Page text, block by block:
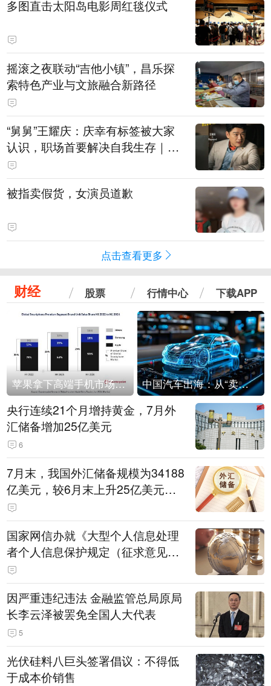
多图直击太阳岛电影周红毯仪式
摇滚之夜联动“吉他小镇”，昌乐探
索特色产业与文旅融合新路径
“舅舅”王耀庆：庆幸有标签被大家
认识，职场首要解决自我生存｜有
艺思
被指卖假货，女演员道歉
点击查看更多
财经 股票 行情中心 下载APP
苹果拿下高端手机市场65%的份额：iPhone 17系列功不可没 中国汽车出海：从“卖出去”到“走进去”
央行连续21个月增持黄金，7月外
汇储备增加25亿美元
6
7月末，我国外汇储备规模为34188
亿美元，较6月末上升25亿美元，
升幅为0.07%
国家网信办就《大型个人信息处理
者个人信息保护规定（征求意见
稿）》公开征求意见
因严重违纪违法 金融监管总局原局
长李云泽被罢免全国人大代表
5
光伏硅料八巨头签署倡议：不得低
于成本价销售